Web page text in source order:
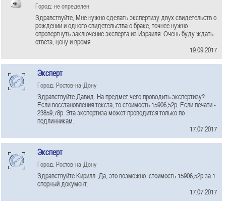
Город: не определен
Здравствуйте, Мне нужно сделать экспертизу двух свидетельств о
рождении и одного свидетельства о браке, точнее нужно
опровергнуть заключёние эксперта из Израиля. Очень буду ждать
ответа, цену и время
19.09.2017
Эксперт
Город: Ростов-на-Дону
Здравствуйте Давид. На предмет чего проводить экспертизу?
Если восстановления текста, то стоимость 15906,52р. Если печати -
23859,78р. Эта экспертиза может проводится только по
подлинникам.
17.07.2017
Эксперт
Город: Ростов-на-Дону
Здравствуйте Кирилл. Да, это возможно. стоимость 15906,52р за 1
спорный документ.
17.07.2017